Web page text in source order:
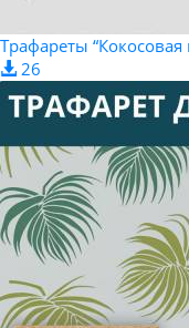
Трафареты “Кокосовая
26